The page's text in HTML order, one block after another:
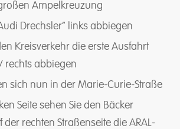
Ampelkreuzung
Drechsler“ links abbiegen
Kreisverkehr die erste Ausfahrt
rechts abbiegen
sich nun in der Marie-Curie-Straße
Seite sehen Sie den Bäcker
der rechten Straßenseite die ARAL-